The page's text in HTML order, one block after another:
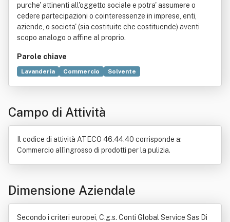
purche' attinenti all'oggetto sociale e potra' assumere o
cedere partecipazioni o cointeressenze in imprese, enti,
aziende, o societa' (sia costituite che costituende) aventi
scopo analogo o affine al proprio.
Parole chiave
Lavanderia Commercio
Solvente
Campo di Attività
Il codice di attività ATECO 46.44.40 corrisponde a:
Commercio all'ingrosso di prodotti per la pulizia.
Dimensione Aziendale
Secondo i criteri europei, C.g.s. Conti Global Service Sas Di